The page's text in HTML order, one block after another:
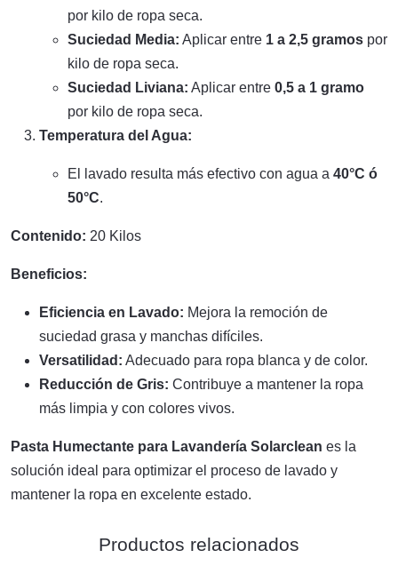
por kilo de ropa seca.
Suciedad Media: Aplicar entre 1 a 2,5 gramos por
kilo de ropa seca.
Suciedad Liviana: Aplicar entre 0,5 a 1 gramo
por kilo de ropa seca.
Temperatura del Agua:
El lavado resulta más efectivo con agua a 40°C ó
50°C.
Contenido: 20 Kilos
Beneficios:
Eficiencia en Lavado: Mejora la remoción de
suciedad grasa y manchas difíciles.
Versatilidad: Adecuado para ropa blanca y de color.
Reducción de Gris: Contribuye a mantener la ropa
más limpia y con colores vivos.
Pasta Humectante para Lavandería Solarclean es la
solución ideal para optimizar el proceso de lavado y
mantener la ropa en excelente estado.
Productos relacionados